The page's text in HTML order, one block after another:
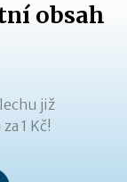
obsah
již
1 Kč!